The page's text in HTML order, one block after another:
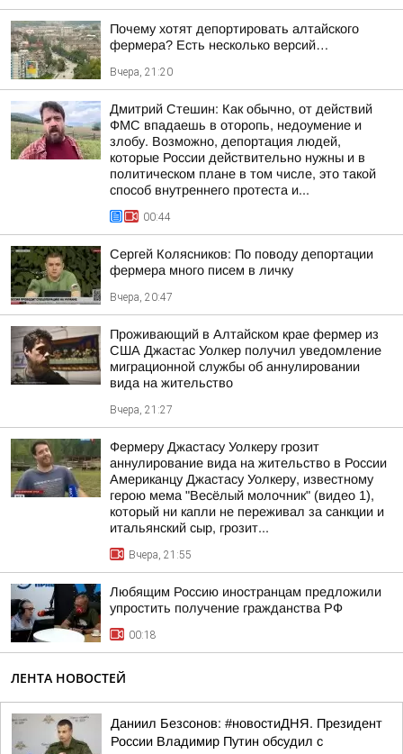
Почему хотят депортировать алтайского
фермера? Есть несколько версий…
Вчера, 21:20
Дмитрий Стешин: Как обычно, от действий
ФМС впадаешь в оторопь, недоумение и
злобу. Возможно, депортация людей,
которые России действительно нужны и в
политическом плане в том числе, это такой
способ внутреннего протеста и...
00:44
Сергей Колясников: По поводу депортации
фермера много писем в личку
Вчера, 20:47
Проживающий в Алтайском крае фермер из
США Джастас Уолкер получил уведомление
миграционной службы об аннулировании
вида на жительство
Вчера, 21:27
Фермеру Джастасу Уолкеру грозит
аннулирование вида на жительство в России
Американцу Джастасу Уолкеру, известному
герою мема "Весёлый молочник" (видео 1),
который ни капли не переживал за санкции и
итальянский сыр, грозит...
Вчера, 21:55
Любящим Россию иностранцам предложили
упростить получение гражданства РФ
00:18
ЛЕНТА НОВОСТЕЙ
Даниил Безсонов: #новостиДНЯ. Президент
России Владимир Путин обсудил с